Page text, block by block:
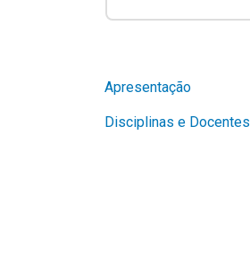
Apresentação
Disciplinas e Docentes